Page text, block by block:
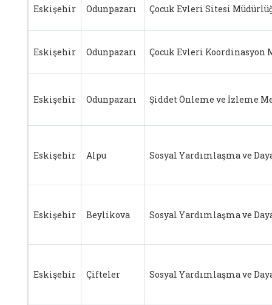
Eskişehir Odunpazarı Çocuk Evleri Sitesi
Eskişehir Odunpazarı Çocuk Evleri Koordinasyon
Eskişehir Odunpazarı Şiddet Önleme ve İzleme
Eskişehir Alpu Sosyal Yardımlaşma ve
Eskişehir Beylikova Sosyal Yardımlaşma ve
Eskişehir Çifteler Sosyal Yardımlaşma ve